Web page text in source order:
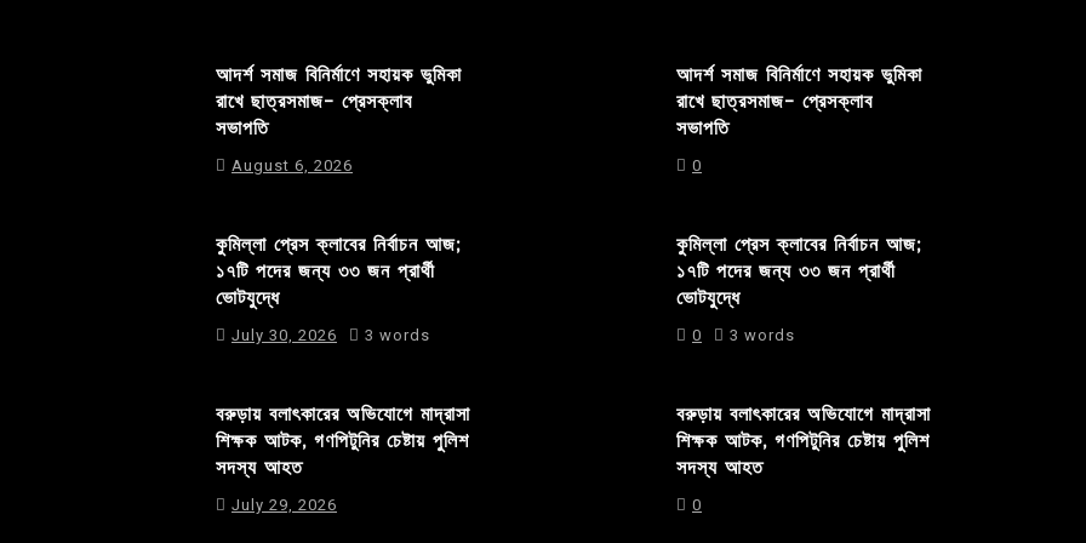
আদর্শ সমাজ বিনির্মাণে সহায়ক ভুমিকা
রাখে ছাত্রসমাজ- প্রেসক্লাব
সভাপতি
August 6, 2026
কুমিল্লা প্রেস ক্লাবের নির্বাচন আজ;
১৭টি পদের জন্য ৩৩ জন প্রার্থী
ভোটযুদ্ধে
July 30, 2026 3 words
বরুড়ায় বলাৎকারের অভিযোগে মাদ্রাসা
শিক্ষক আটক, গণপিটুনির চেষ্টায় পুলিশ
সদস্য আহত
July 29, 2026
আদর্শ সমাজ বিনির্মাণে সহায়ক ভুমিকা
রাখে ছাত্রসমাজ- প্রেসক্লাব
সভাপতি
0
কুমিল্লা প্রেস ক্লাবের নির্বাচন আজ;
১৭টি পদের জন্য ৩৩ জন প্রার্থী
ভোটযুদ্ধে
0 3 words
বরুড়ায় বলাৎকারের অভিযোগে মাদ্রাসা
শিক্ষক আটক, গণপিটুনির চেষ্টায় পুলিশ
সদস্য আহত
0